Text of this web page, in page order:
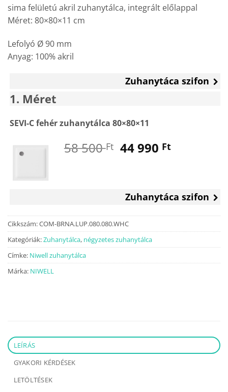
sima felületú akril zuhanytálca, integrált előlappal
Méret: 80×80×11 cm
Lefolyó Ø 90 mm
Anyag: 100% akril
Zuhanytáca szifon
1 Méret
SEVI-C fehér zuhanytálca 80×80×11
58 500Ft Original
500 Ft.
44 990 FtCurrent
990 Ft.
Zuhanytáca szifon
Cikkszám:COM-BRNA.LUP.080.080.WHC
Kategóriák:Zuhanytálca, négyzetes zuhanytálca
Címke: Niwell zuhanytálca
Márka: NIWELL
LEÍRÁS
GYAKORI KÉRDÉSEK
LETÖLTÉSEK